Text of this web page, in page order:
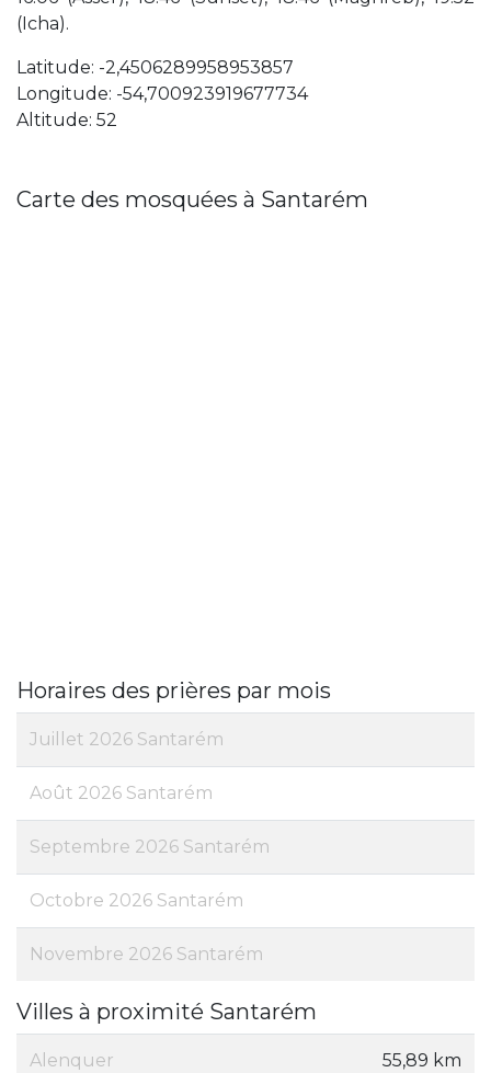
(Icha).
Latitude: -2,4506289958953857
Longitude: -54,700923919677734
Altitude: 52
Carte des mosquées à Santarém
Horaires des prières par mois
Juillet 2026 Santarém
Août 2026 Santarém
Septembre 2026 Santarém
Octobre 2026 Santarém
Novembre 2026 Santarém
Villes à proximité Santarém
Alenquer 55,89 km